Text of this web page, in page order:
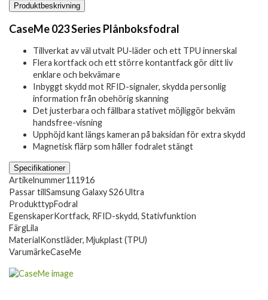
Produktbeskrivning
CaseMe 023 Series Plånboksfodral
Tillverkat av väl utvalt PU-läder och ett TPU innerskal
Flera kortfack och ett större kontantfack gör ditt liv
enklare och bekvämare
Inbyggt skydd mot RFID-signaler, skydda personlig
information från obehörig skanning
Det justerbara och fällbara stativet möjliggör bekväm
handsfree-visning
Upphöjd kant längs kameran på baksidan för extra skydd
Magnetisk flärp som håller fodralet stängt
Specifikationer
Artikelnummer111916
Passar tillSamsung Galaxy S26 Ultra
ProdukttypFodral
EgenskaperKortfack, RFID-skydd, Stativfunktion
FärgLila
MaterialKonstläder, Mjukplast (TPU)
VarumärkeCaseMe